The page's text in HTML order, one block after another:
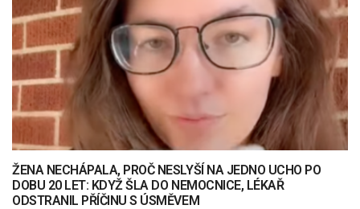
ŽENA NECHÁPALA, PROČ NESLYŠÍ NA JEDNO UCHO PO
DOBU 20 LET: KDYŽ ŠLA DO NEMOCNICE, LÉKAŘ
ODSTRANIL PŘÍČINU S ÚSMĚVEM